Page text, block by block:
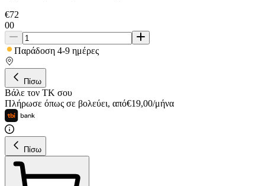
€72
00
Παράδοση 4-9 ημέρες
Πίσω
Βάλε τον ΤΚ σου
Πλήρωσε όπως σε βολεύει, από€19,00/μήνα
Πίσω